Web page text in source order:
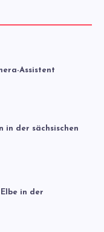
Assistent
in der sächsischen
in der